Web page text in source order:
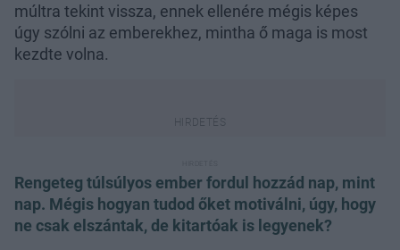
múltra tekint vissza, ennek ellenére mégis képes
úgy szólni az emberekhez, mintha ő maga is most
kezdte volna.
Rengeteg túlsúlyos ember fordul hozzád nap, mint
nap. Mégis hogyan tudod őket motiválni, úgy, hogy
ne csak elszántak, de kitartóak is legyenek?